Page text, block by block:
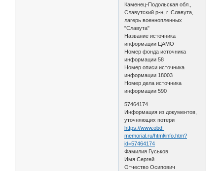
Каменец-Подольская обл.,
Славутский р-н, г. Славута,
лагерь военнопленных
"Славута"
Название источника
информации ЦАМО
Номер фонда источника
информации 58
Номер описи источника
информации 18003
Номер дела источника
информации 590
57464174
Информация из документов,
уточняющих потери
https://www.obd-
memorial.ru/html/info.htm?
id=57464174
Фамилия Гуськов
Имя Сергей
Отчество Осипович